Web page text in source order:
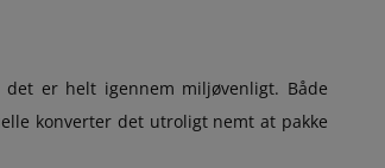
er helt igennem miljøvenligt. Både
konverter det utroligt nemt at pakke